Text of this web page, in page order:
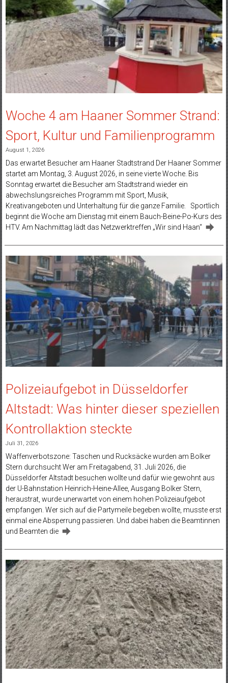
Woche 4 am Haaner Sommer Strand:
Sport, Kultur und Familienprogramm
August 1, 2026
Das erwartet Besucher am Haaner Stadtstrand Der Haaner Sommer
startet am Montag, 3. August 2026, in seine vierte Woche. Bis
Sonntag erwartet die Besucher am Stadtstrand wieder ein
abwechslungsreiches Programm mit Sport, Musik,
Kreativangeboten und Unterhaltung für die ganze Familie. Sportlich
beginnt die Woche am Dienstag mit einem Bauch-Beine-Po-Kurs des
HTV. Am Nachmittag lädt das Netzwerktreffen „Wir sind Haan“
Polizeiaufgebot in Düsseldorfer
Altstadt: Was hinter dieser speziellen
Kontrollaktion steckte
Juli 31, 2026
Waffenverbotszone: Taschen und Rucksäcke wurden am Bolker
Stern durchsucht Wer am Freitagabend, 31. Juli 2026, die
Düsseldorfer Altstadt besuchen wollte und dafür wie gewohnt aus
der U-Bahnstation Heinrich-Heine-Allee, Ausgang Bolker Stern,
heraustrat, wurde unerwartet von einem hohen Polizeiaufgebot
empfangen. Wer sich auf die Partymeile begeben wollte, musste erst
einmal eine Absperrung passieren. Und dabei haben die Beamtinnen
und Beamten die